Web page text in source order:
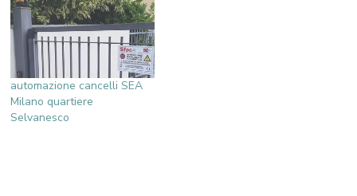
automazione cancelli SEA
Milano quartiere
Selvanesco